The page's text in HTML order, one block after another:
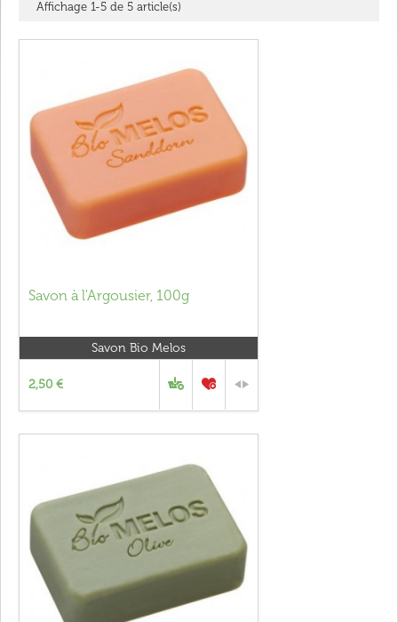
Affichage 1-5 de 5 article(s)
Savon à l'Argousier, 100g
Savon Bio Melos
2,50 €